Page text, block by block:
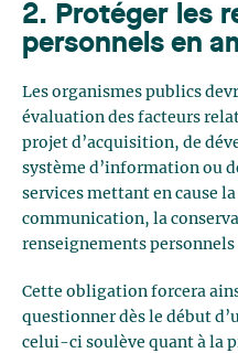
2. Protéger les
personnels en
Les organismes publics
évaluation des facteurs
projet d’acquisition, de
système d’information ou
services mettant en cause
communication, la
renseignements
Cette obligation forcera
questionner dès le début
celui-ci soulève quant à la